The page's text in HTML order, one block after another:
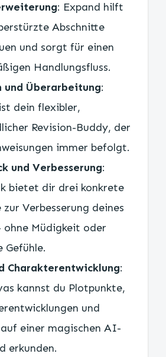
: Expand hilft
Abschnitte
und sorgt für einen
Handlungsfluss.
und Überarbeitung:
dein flexibler,
Revision-Buddy, der
immer befolgt.
und Verbesserung:
bietet dir drei konkrete
zur Verbesserung deines
ohne Müdigkeit oder
Charakterentwicklung:
kannst du Plotpunkte,
und
einer magischen AI-
erkunden.